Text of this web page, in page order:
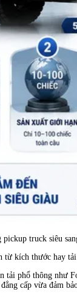
truck siêu
từ kích thước hay
tải phổ thông như
cấp vừa đảm